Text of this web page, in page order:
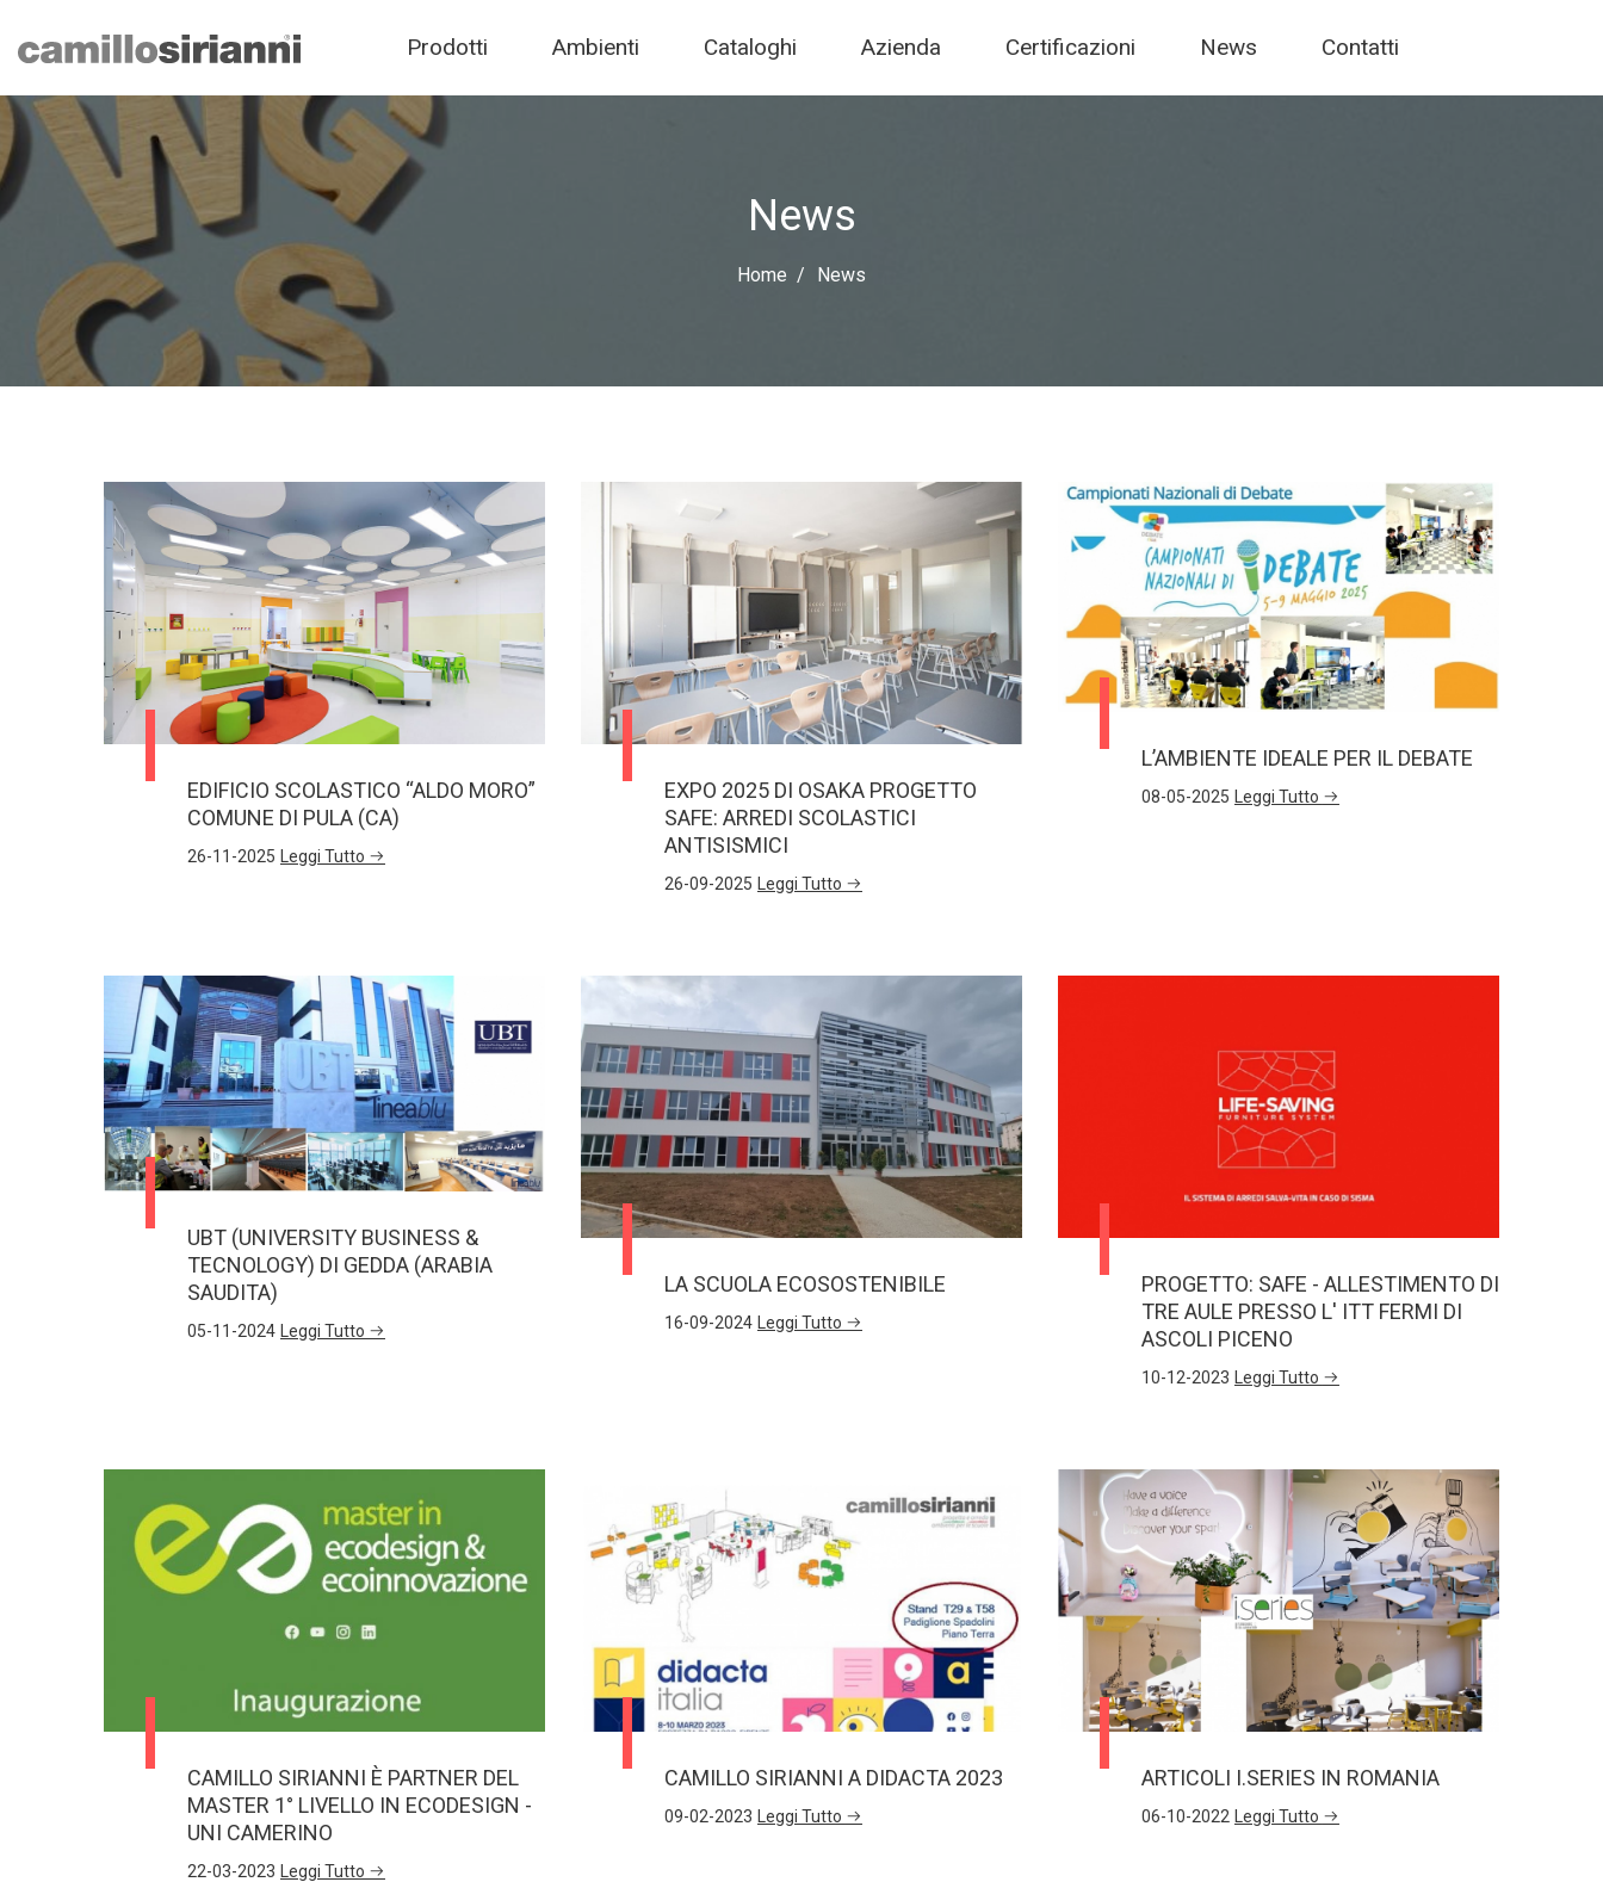
Prodotti Ambienti Cataloghi Azienda Certificazioni News Contatti
News
Home News
EDIFICIO SCOLASTICO “ALDO MORO”
COMUNE DI PULA (CA)
26-11-2025 Leggi Tutto
EXPO 2025 DI OSAKA PROGETTO
SAFE: ARREDI SCOLASTICI
ANTISISMICI
26-09-2025 Leggi Tutto
L’AMBIENTE IDEALE PER IL DEBATE
08-05-2025 Leggi Tutto
UBT (UNIVERSITY BUSINESS &
TECNOLOGY) DI GEDDA (ARABIA
SAUDITA)
05-11-2024 Leggi Tutto
LA SCUOLA ECOSOSTENIBILE
16-09-2024 Leggi Tutto
PROGETTO: SAFE - ALLESTIMENTO DI
TRE AULE PRESSO L' ITT FERMI DI
ASCOLI PICENO
10-12-2023 Leggi Tutto
CAMILLO SIRIANNI È PARTNER DEL
MASTER 1° LIVELLO IN ECODESIGN -
UNI CAMERINO
22-03-2023 Leggi Tutto
CAMILLO SIRIANNI A DIDACTA 2023
09-02-2023 Leggi Tutto
ARTICOLI I.SERIES IN ROMANIA
06-10-2022 Leggi Tutto